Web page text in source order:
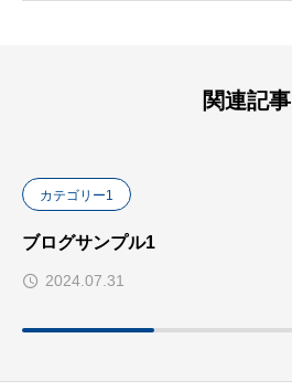
関連記事
カテゴリー1
ブログサンプル1
2024.07.31